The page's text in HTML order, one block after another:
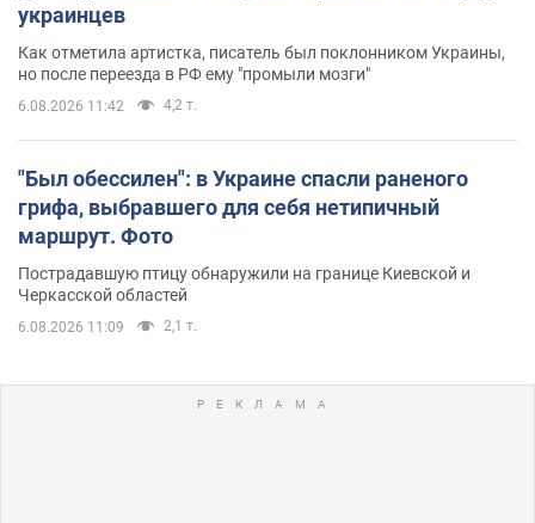
украинцев
Как отметила артистка, писатель был поклонником Украины,
но после переезда в РФ ему "промыли мозги"
6.08.2026 11:42 4,2 т.
"Был обессилен": в Украине спасли раненого
грифа, выбравшего для себя нетипичный
маршрут. Фото
Пострадавшую птицу обнаружили на границе Киевской и
Черкасской областей
6.08.2026 11:09 2,1 т.